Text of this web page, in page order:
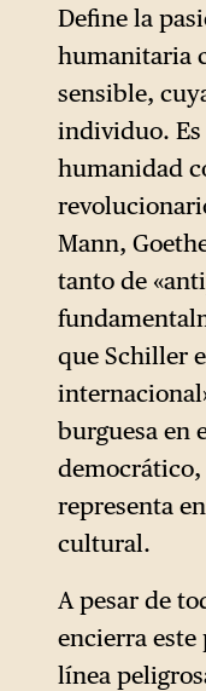
Define la
humanitaria
sensible,
individuo.
humanidad
Mann,
tanto de
que Schiller
burguesa en
democrático,
representa
cultural.
A pesar de
encierra
línea